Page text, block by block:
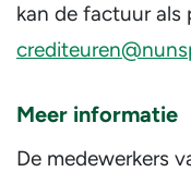
kan de factuur
Meer informatie
De medewerkers